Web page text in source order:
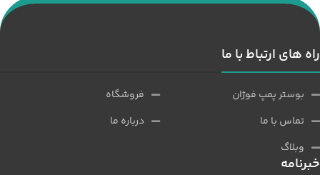
راه های ارتباط با ما
بوستر پمپ فوژان
تماس با ما
وبلاگ
فروشگاه
درباره ما
خبرنامه